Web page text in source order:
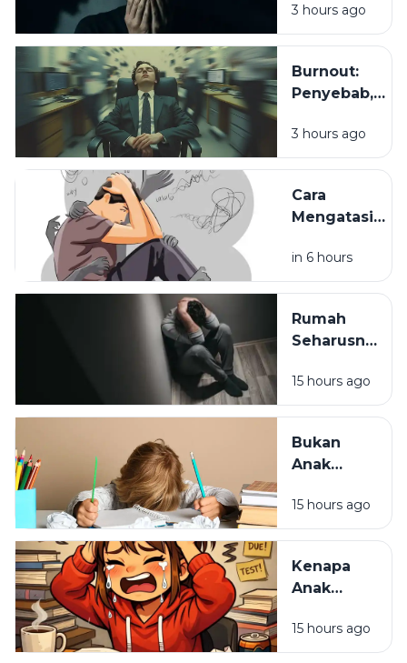
Merasa
Cemas
Alasan
yang
3 hours ago
Burnout:
Penyebab,
Cara
Mengatasinya
3 hours ago
Cara
Mengatasi
Tidak
Mengganggu
Sehari-hari
in 6 hours
Rumah
Seharusnya
Tempat
Pulang,
Tempat
Paling
15 hours ago
Bukan
Anak
Mungkin
Cara
yang
Selama Ini
15 hours ago
Kenapa
Anak
Kehilangan
Semangat
15 hours ago